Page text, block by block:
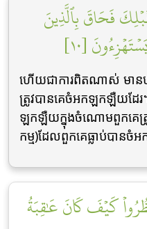
فَحَاقَ بِٱلَّذِينَ
[١٠]
ហើយជាការពិតណាស់ មានប
ត្រូវបានគេចំអកឡកឡឺយដែ
ឡកឡឺយក្នុងចំណោមពួកគេត្
កម្ម)ដែលពួកគេធ្លាប់បាន
كَيۡفَ كَانَ عَٰقِبَةُ